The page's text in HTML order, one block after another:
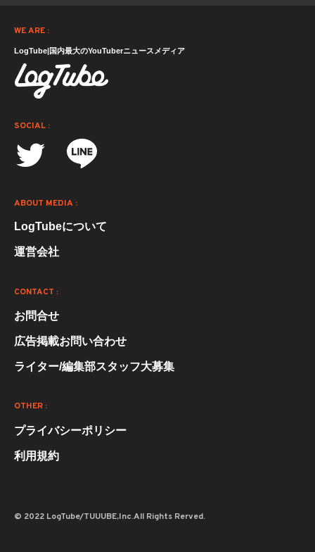
WE ARE :
LogTube|国内最大のYouTuberニュースメディア
SOCIAL :
ABOUT MEDIA :
LogTubeについて
運営会社
CONTACT :
お問合せ
広告掲載お問い合わせ
ライター/編集部スタッフ大募集
OTHER :
プライバシーポリシー
利用規約
© 2022 LogTube/TUUUBE,Inc.All Rights Rerved.